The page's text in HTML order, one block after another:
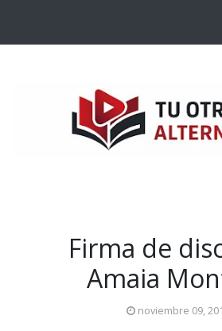
Firma de
Amaia
noviembre 09,